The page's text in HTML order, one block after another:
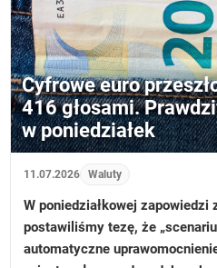
Cyfrowe euro
416 głosami.
w poniedziałek
11.07.2026 Waluty
W poniedziałkowej zapowiedzi
postawiliśmy tezę, że
automatyczne